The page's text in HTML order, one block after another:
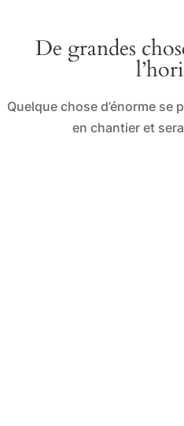
De grandes
Quelque chose d’énorme
en chantier et